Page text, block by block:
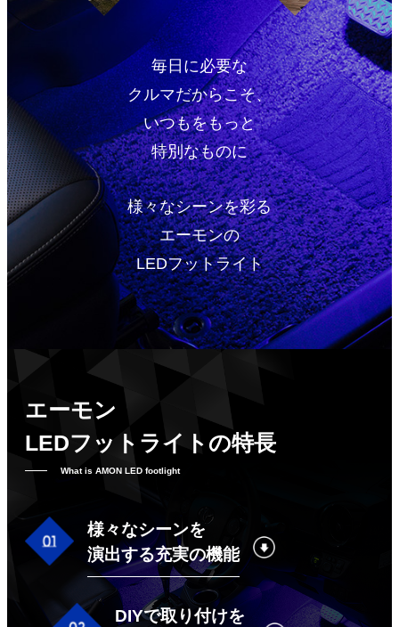
毎日に必要な
クルマだからこそ、
いつもをもっと
特別なものに
様々なシーンを彩る
エーモンの
LEDフットライト
エーモン
LEDフットライトの特長
What is AMON LED footlight
様々なシーンを
演出する充実の機能
DIYで取り付けを